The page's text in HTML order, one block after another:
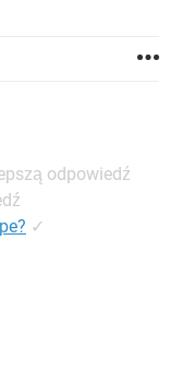
odpowiedź
✓